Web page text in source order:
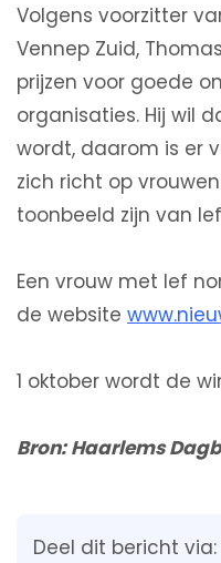
Volgens voorzitter
Vennep Zuid,
prijzen voor goede
organisaties. Hij wil
wordt, daarom is er
zich richt op
toonbeeld zijn van
Een vrouw met lef
de website
1 oktober wordt de
Bron: Haarlems
Deel dit bericht via: